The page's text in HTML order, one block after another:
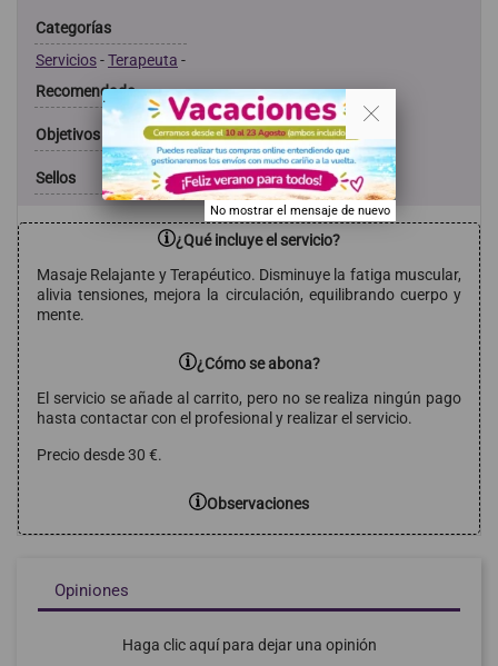
Categorías
Servicios-Terapeuta -
Recomendado
Objetivos
Sellos
¿Qué incluye el servicio?
Masaje Relajante y Terapéutico. Disminuye la fatiga muscular,
alivia tensiones, mejora la circulación, equilibrando cuerpo y
mente.
¿Cómo se abona?
El servicio se añade al carrito, pero no se realiza ningún pago
hasta contactar con el profesional y realizar el servicio.
Precio desde 30 €.
Observaciones
Opiniones
Haga clic aquí para dejar una opinión
. .
No mostrar el mensaje de nuevo